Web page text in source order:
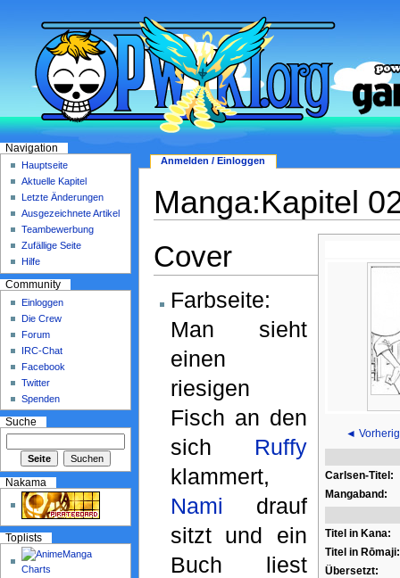
Manga:Kapitel
◄
Carlsen-Titel:
Mangaband:
Titel in Kana:
Titel in Rōmaji:
Übersetzt:
Cover
Farbseite:
Man sieht
einen
riesigen
Fisch an den
sich Ruffy
klammert,
Nami drauf
sitzt und ein
Buch liest
Anmelden / Einloggen
Navigation
Hauptseite
Aktuelle Kapitel
Letzte Änderungen
Ausgezeichnete Artikel
Teambewerbung
Zufällige Seite
Hilfe
Community
Einloggen
Die Crew
Forum
IRC-Chat
Facebook
Twitter
Spenden
Suche
Nakama
Toplists